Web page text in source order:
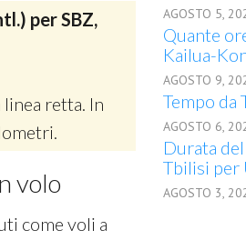
per SBZ,
retta. In
volo
come voli a
AGOSTO 5,
Quante
Kailua-
AGOSTO 9,
Tempo da
AGOSTO 6,
Durata
Tbilisi per
AGOSTO 3,